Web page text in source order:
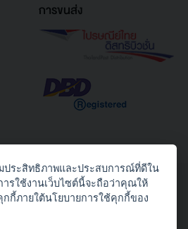
การขนส่ง
Co., Ltd. All Rights Reserved.
ประสิทธิภาพและประสบการณ์ที่ดีใน
ารใช้งานเว็บไซต์นี้จะถือว่าคุณให้
กี้ภายใต้นโยบายการใช้คุกกี้ของ